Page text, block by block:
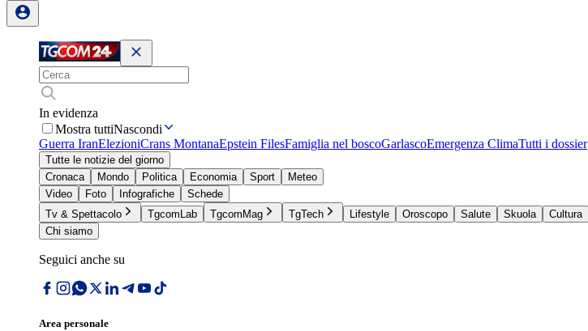
In evidenza
Mostra tuttiNascondi
Guerra IranElezioniCrans MontanaEpstein FilesFamiglia nel boscoGarlascoEmergenza ClimaTutti i dossier
Tutte le notizie del giorno
Cronaca
Mondo Politica Economia Sport
Meteo
Video
Foto Infografiche
Schede
Tv & Spettacolo
TgcomLab TgcomMag TgTech Lifestyle Oroscopo Salute Skuola Cultura
Chi siamo
Seguici anche su
Area personale